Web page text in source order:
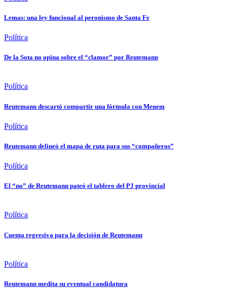
Lemas: una ley funcional al peronismo de Santa Fe
Política
De la Sota no opina sobre el “clamor” por Reutemann
Política
Reutemann descartó compartir una fórmula con Menem
Política
Reutemann delineó el mapa de ruta para sus “compañeros”
Política
El “no” de Reutemann pateó el tablero del PJ provincial
Política
Cuenta regresiva para la decisión de Reutemann
Política
Reutemann medita su eventual candidatura